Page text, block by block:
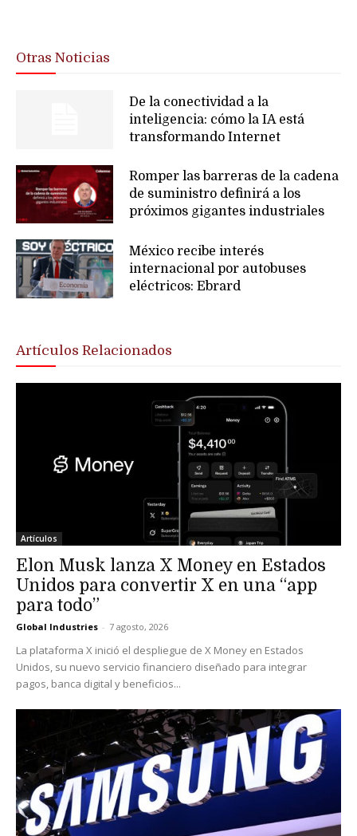
Otras Noticias
De la conectividad a la
inteligencia: cómo la IA está
transformando Internet
Romper las barreras de la cadena
de suministro definirá a los
próximos gigantes industriales
México recibe interés
internacional por autobuses
eléctricos: Ebrard
Artículos Relacionados
Artículos
Elon Musk lanza X Money en Estados
Unidos para convertir X en una “app
para todo”
Global Industries - 7 agosto, 2026
La plataforma X inició el despliegue de X Money en Estados
Unidos, su nuevo servicio financiero diseñado para integrar
pagos, banca digital y beneficios...